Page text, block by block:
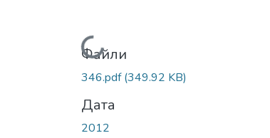
Вантажиться...
Файли
346.pdf(349.92 KB)
Дата
2012